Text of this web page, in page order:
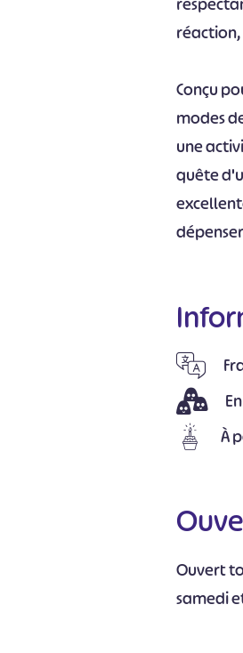
Conçu
modes
une
quête
À
Ouvert
samedi